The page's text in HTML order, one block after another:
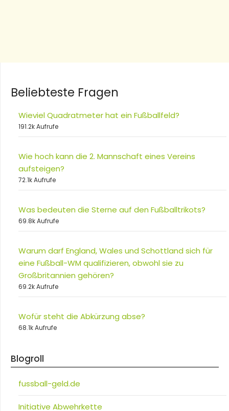
Beliebteste Fragen
Wieviel Quadratmeter hat ein Fußballfeld?
191.2k Aufrufe
Wie hoch kann die 2. Mannschaft eines Vereins
aufsteigen?
72.1k Aufrufe
Was bedeuten die Sterne auf den Fußballtrikots?
69.8k Aufrufe
Warum darf England, Wales und Schottland sich für
eine Fußball-WM qualifizieren, obwohl sie zu
Großbritannien gehören?
69.2k Aufrufe
Wofür steht die Abkürzung abse?
68.1k Aufrufe
Blogroll
fussball-geld.de
Initiative Abwehrkette